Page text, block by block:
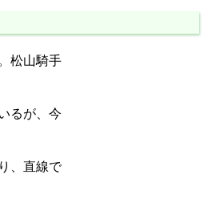
松山騎手
るが、今
、直線で